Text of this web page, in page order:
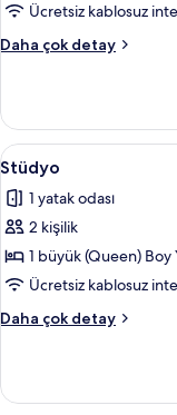
Ücretsiz kablosuz
Daha çok detay
Stüdyo
detay
Stüdyo
için
tüm
fotoğrafları
görün
10
Stüdyo
1 yatak odası
2 kişilik
1 büyük (Queen) Boy
Ücretsiz kablosuz
Daha çok detay
Stüdyo
detay